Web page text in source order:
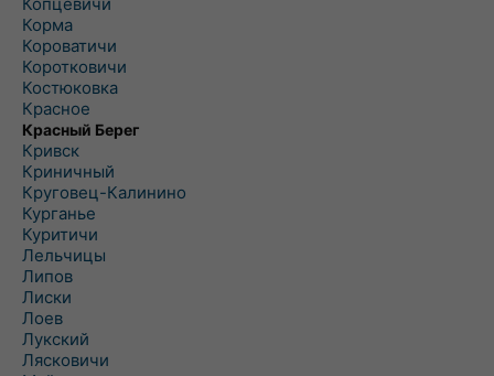
Корма
Короватичи
Коротковичи
Костюковка
Красное
Красный Берег
Кривск
Криничный
Круговец-Калинино
Курганье
Куритичи
Лельчицы
Липов
Лиски
Лоев
Лукский
Лясковичи